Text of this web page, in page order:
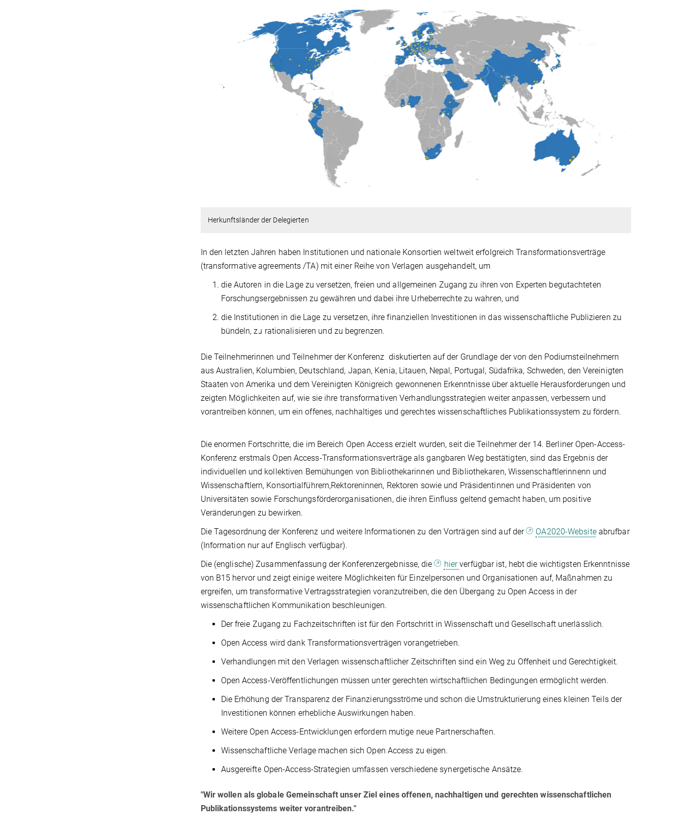
Herkunftsländer der Delegierten
In den letzten Jahren haben Institutionen und nationale Konsortien weltweit erfolgreich Transformationsverträge
(transformative agreements /TA) mit einer Reihe von Verlagen ausgehandelt, um
die Autoren in die Lage zu versetzen, freien und allgemeinen Zugang zu ihren von Experten begutachteten
Forschungsergebnissen zu gewähren und dabei ihre Urheberrechte zu wahren, und
die Institutionen in die Lage zu versetzen, ihre finanziellen Investitionen in das wissenschaftliche Publizieren zu
bündeln, zu rationalisieren und zu begrenzen.
Die Teilnehmerinnen und Teilnehmer der Konferenz diskutierten auf der Grundlage der von den Podiumsteilnehmern
aus Australien, Kolumbien, Deutschland, Japan, Kenia, Litauen, Nepal, Portugal, Südafrika, Schweden, den Vereinigten
Staaten von Amerika und dem Vereinigten Königreich gewonnenen Erkenntnisse über aktuelle Herausforderungen und
zeigten Möglichkeiten auf, wie sie ihre transformativen Verhandlungsstrategien weiter anpassen, verbessern und
vorantreiben können, um ein offenes, nachhaltiges und gerechtes wissenschaftliches Publikationssystem zu fördern.
Die enormen Fortschritte, die im Bereich Open Access erzielt wurden, seit die Teilnehmer der 14. Berliner Open-Access-
Konferenz erstmals Open Access-Transformationsverträge als gangbaren Weg bestätigten, sind das Ergebnis der
individuellen und kollektiven Bemühungen von Bibliothekarinnen und Bibliothekaren, Wissenschaftlerinnenn und
Wissenschaftlern, Konsortialführern,Rektoreninnen, Rektoren sowie und Präsidentinnen und Präsidenten von
Universitäten sowie Forschungsförderorganisationen, die ihren Einfluss geltend gemacht haben, um positive
Veränderungen zu bewirken.
Die Tagesordnung der Konferenz und weitere Informationen zu den Vorträgen sind auf der
OA2020-Websiteabrufbar
(Information nur auf Englisch verfügbar).
Die (englische) Zusammenfassung der Konferenzergebnisse, die
hierverfügbar ist, hebt die wichtigsten Erkenntnisse
von B15 hervor und zeigt einige weitere Möglichkeiten für Einzelpersonen und Organisationen auf, Maßnahmen zu
ergreifen, um transformative Vertragsstrategien voranzutreiben, die den Übergang zu Open Access in der
wissenschaftlichen Kommunikation beschleunigen.
Der freie Zugang zu Fachzeitschriften ist für den Fortschritt in Wissenschaft und Gesellschaft unerlässlich.
Open Access wird dank Transformationsverträgen vorangetrieben.
Verhandlungen mit den Verlagen wissenschaftlicher Zeitschriften sind ein Weg zu Offenheit und Gerechtigkeit.
Open Access-Veröffentlichungen müssen unter gerechten wirtschaftlichen Bedingungen ermöglicht werden.
Die Erhöhung der Transparenz der Finanzierungsströme und schon die Umstrukturierung eines kleinen Teils der
Investitionen können erhebliche Auswirkungen haben.
Weitere Open Access-Entwicklungen erfordern mutige neue Partnerschaften.
Wissenschaftliche Verlage machen sich Open Access zu eigen.
Ausgereifte Open-Access-Strategien umfassen verschiedene synergetische Ansätze.
"Wir wollen als globale Gemeinschaft unser Ziel eines offenen, nachhaltigen und gerechten wissenschaftlichen
Publikationssystems weiter vorantreiben."